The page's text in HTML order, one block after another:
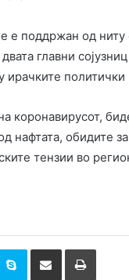
е поддржан од ниту
главни
ирачките
коронавирусот,
нафтата, обидите
тензии во
Skype Сподели преку Е-маил